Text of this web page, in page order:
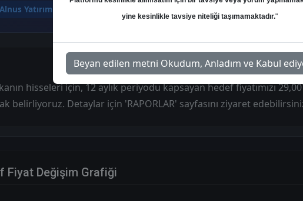
Alnus Yatırım
hisseleri için, 12 aylık periyodu kapsayan hedef fiyatımızı
belirliyoruz. Detaylar için 'RAPORLAR' sayfasını ziyaret
Fiyat Değişim Grafiği
yine kesinlikle tavsiye niteliği taşımamaktadır."
Beyan edilen metni